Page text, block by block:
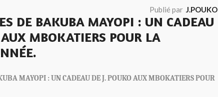
Publié par J.POUKO
DE BAKUBA MAYOPI : UN CADEAU
MBOKATIERS POUR LA
MAYOPI : UN CADEAU DE J. POUKO AUX MBOKATIERS POUR